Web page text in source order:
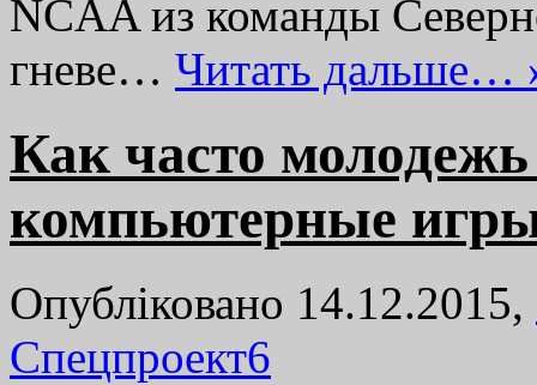
NCAA из команды
гневе… Читать дальше…
Как часто
компьютерные
Опубліковано 14.12.2015,
Спецпроект6